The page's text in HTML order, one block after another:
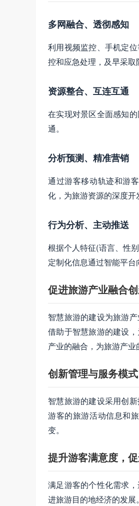
多网融合、透彻感知
利用视频监控、手机定
控和应急处理，及早采取
资源整合、互连互通
在实现对景区全面感知
通。
分析预测、精准营销
通过游客移动轨迹和游
化，为旅游资源的深度开
行为分析、主动推送
根据个人特征(语言、性
定制化信息通过智能平台
促进旅游产业融合
智慧旅游的建设为旅游
借助于智慧旅游的建设
产业的融合，为旅游产业
创新管理与服务模
智慧旅游的建设采用创
游客的旅游活动信息和
变。
提升游客满意度，
满足游客的个性化需求
进旅游目的地经济的发展。